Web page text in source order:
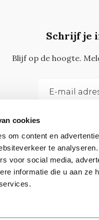
cookies
om content en
te
voor social media,
informatie die u aan ze
Schrijf je
Blijf op de hoogte.
Vragen,